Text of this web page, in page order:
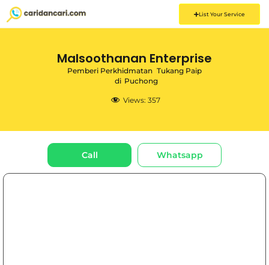
List Your Service
Malsoothanan Enterprise
Pemberi Perkhidmatan Tukang Paip
di Puchong
Views: 357
Call Whatsapp